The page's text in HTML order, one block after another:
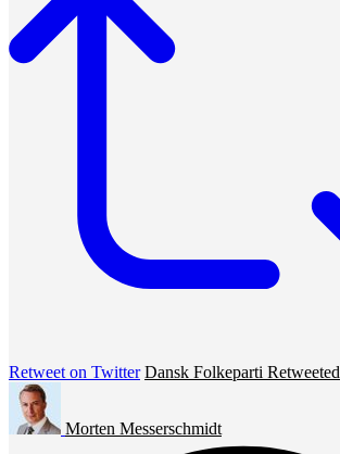
Retweet on Twitter Dansk Folkeparti Retweeted
Morten Messerschmidt